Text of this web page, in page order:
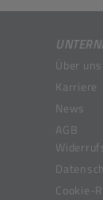
Über uns
Karriere
News
AGB
Cookie-